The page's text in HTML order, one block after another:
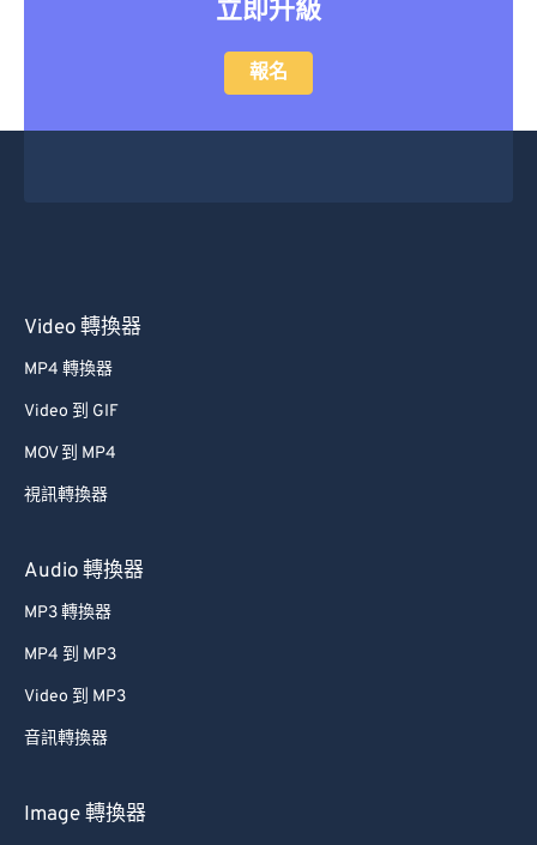
立即升級
報名
Video 轉換器
MP4 轉換器
Video 到 GIF
MOV 到 MP4
視訊轉換器
Audio 轉換器
MP3 轉換器
MP4 到 MP3
Video 到 MP3
音訊轉換器
Image 轉換器